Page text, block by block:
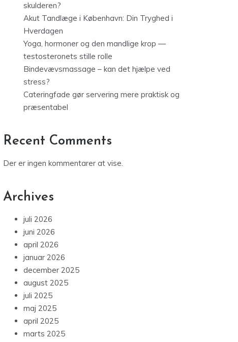
skulderen?
Akut Tandlæge i København: Din Tryghed i
Hverdagen
Yoga, hormoner og den mandlige krop —
testosteronets stille rolle
Bindevævsmassage – kan det hjælpe ved
stress?
Cateringfade gør servering mere praktisk og
præsentabel
Recent Comments
Der er ingen kommentarer at vise.
Archives
juli 2026
juni 2026
april 2026
januar 2026
december 2025
august 2025
juli 2025
maj 2025
april 2025
marts 2025